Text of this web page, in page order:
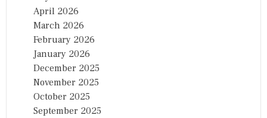
April 2026
March 2026
February 2026
January 2026
December 2025
November 2025
October 2025
September 2025